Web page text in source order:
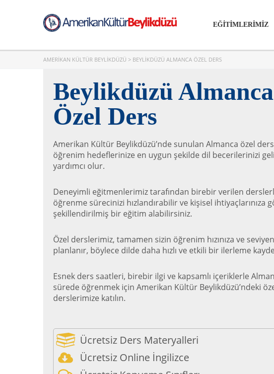
EĞİTİMLERİMİZ
AMERIKAN KÜLTÜR BEYLIKDÜZÜ > BEYLIKDÜZÜ ALMANCA ÖZEL DERS
Beylikdüzü Almanca
Özel Ders
Amerikan Kültür Beylikdüzü’nde sunulan Almanca özel
öğrenim hedeflerinize en uygun şekilde dil becerilerinizi
yardımcı olur.
Deneyimli eğitmenlerimiz tarafından birebir verilen
öğrenme sürecinizi hızlandırabilir ve kişisel ihtiyaçlarınıza
şekillendirilmiş bir eğitim alabilirsiniz.
Özel derslerimiz, tamamen sizin öğrenim hızınıza ve
planlanır, böylece dilde daha hızlı ve etkili bir ilerleme
Esnek ders saatleri, birebir ilgi ve kapsamlı içeriklerle
sürede öğrenmek için Amerikan Kültür Beylikdüzü’ndeki
derslerimize katılın.
Ücretsiz Ders Materyalleri
Ücretsiz Online İngilizce